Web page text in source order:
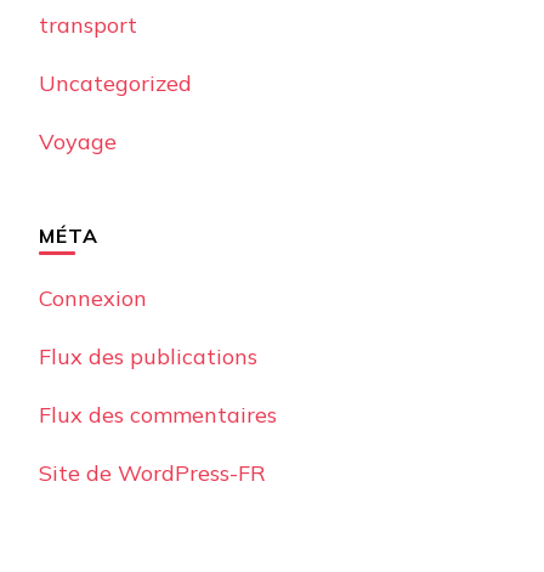
transport
Uncategorized
Voyage
MÉTA
Connexion
Flux des publications
Flux des commentaires
Site de WordPress-FR